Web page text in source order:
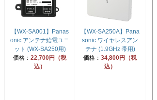
【WX-SA001】Panas
onic アンテナ給電ユニ
ット (WX-SA250用)
価格： 22,700円（税
込）
【WX-SA250A】Pana
sonic ワイヤレスアン
テナ (1.9GHz 帯用)
価格： 34,800円（税
込）